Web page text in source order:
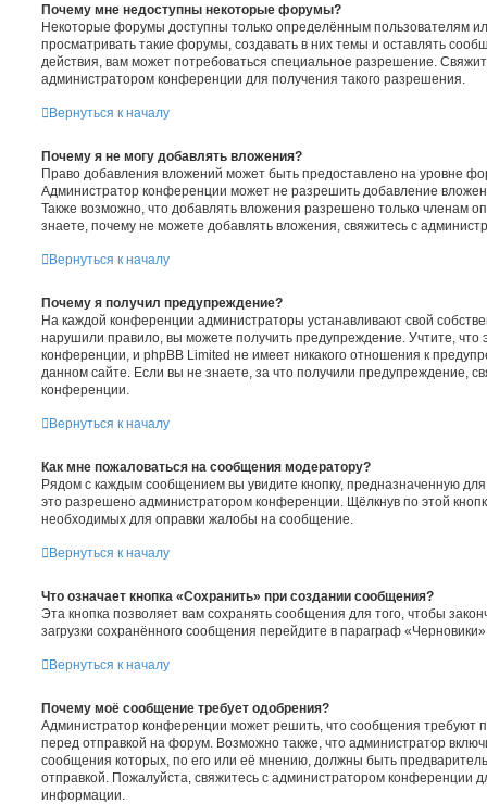
Почему мне недоступны некоторые форумы?
Некоторые форумы доступны только определённым пользователям
просматривать такие форумы, создавать в них темы и оставлять
действия, вам может потребоваться специальное разрешение.
администратором конференции для получения такого разрешения.
Вернуться к началу
Почему я не могу добавлять вложения?
Право добавления вложений может быть предоставлено на уровне
Администратор конференции может не разрешить добавление
Также возможно, что добавлять вложения разрешено только членам
знаете, почему не можете добавлять вложения, свяжитесь с
Вернуться к началу
Почему я получил предупреждение?
На каждой конференции администраторы устанавливают свой
нарушили правило, вы можете получить предупреждение. Учтите,
конференции, и phpBB Limited не имеет никакого отношения к
данном сайте. Если вы не знаете, за что получили предупреждение,
конференции.
Вернуться к началу
Как мне пожаловаться на сообщения модератору?
Рядом с каждым сообщением вы увидите кнопку, предназначенную
это разрешено администратором конференции. Щёлкнув по этой
необходимых для оправки жалобы на сообщение.
Вернуться к началу
Что означает кнопка «Сохранить» при создании сообщения?
Эта кнопка позволяет вам сохранять сообщения для того, чтобы
загрузки сохранённого сообщения перейдите в параграф
Вернуться к началу
Почему моё сообщение требует одобрения?
Администратор конференции может решить, что сообщения требуют
перед отправкой на форум. Возможно также, что администратор
сообщения которых, по его или её мнению, должны быть
отправкой. Пожалуйста, свяжитесь с администратором конференции
информации.